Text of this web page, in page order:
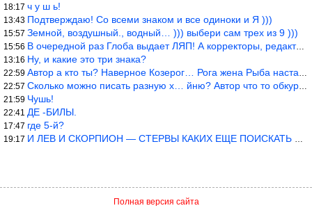
18:17 ч у ш ь!
13:43 Подтверждаю! Со всеми знаком и все одиноки и Я )))
15:57 Земной, воздушный., водный… ))) выбери сам трех из 9 )))
15:56 В очередной раз Глоба выдает ЛЯП! А корректоры, редакторы пропус
13:16 Ну, и какие это три знака?
22:59 Автор а кто ты? Наверное Козерог… Рога жена Рыба наставила ))
22:57 Сколько можно писать разную х… йню? Автор что то обкурился?
21:59 Чушь!
22:41 ДЕ -БИЛЫ.
17:47 где 5-й?
19:17 И ЛЕВ И СКОРПИОН — СТЕРВЫ КАКИХ ЕЩЕ ПОИСКАТЬ НАДО
Полная версия сайта